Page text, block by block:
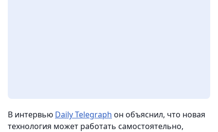
В интервью Daily Telegraph он объяснил, что новая
технология может работать самостоятельно,